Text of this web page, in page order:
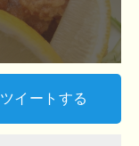
ツイートする